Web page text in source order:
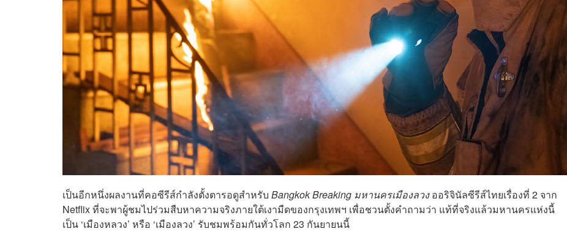
เป็นอีกหนึ่งผลงานที่คอซีรีส์กำลังตั้งตารอดูสำหรับ Bangkok Breaking มหานครเมืองลวงออริจินัลซีรีส์ไทยเรื่องที่ 2 จาก
Netflix ที่จะพาผู้ชมไปร่วมสืบหาความจริงภายใต้เงามืดของกรุงเทพฯ เพื่อชวนตั้งคำถามว่า แท้ที่จริงแล้วมหานครแห่งนี้
เป็น ‘เมืองหลวง’ หรือ ‘เมืองลวง’ รับชมพร้อมกันทั่วโลก 23 กันยายนนี้